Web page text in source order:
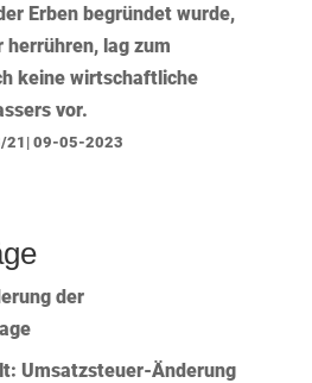
Erben begründet wurde,
herrühren, lag zum
keine wirtschaftliche
vor.
21| 09-05-2023
der
Umsatzsteuer-Änderung